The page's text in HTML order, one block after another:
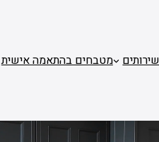
מטבחים בהתאמה אישית